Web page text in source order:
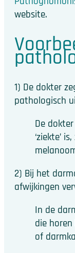
website.
1) De dokter
pathologisch
De
‘ziekte’
2) Bij het
afwijkingen
In de
die
of